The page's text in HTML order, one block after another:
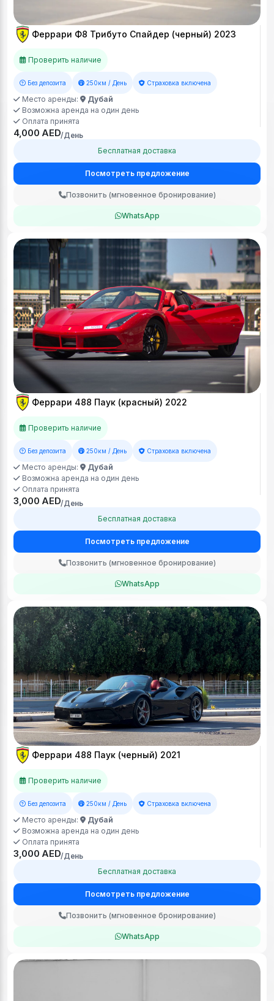
Феррари Ф8 Трибуто Спайдер (черный) 2023
Проверить наличие
Без депозита 250км / День Страховка включена
Место аренды:
Дубай
Возможна аренда на один день
Оплата принята
4,000 AED/День
Бесплатная доставка
Посмотреть предложение
Позвонить (мгновенное бронирование)
WhatsApp
Феррари 488 Паук (красный) 2022
Проверить наличие
Без депозита 250км / День Страховка включена
Место аренды:
Дубай
Возможна аренда на один день
Оплата принята
3,000 AED/День
Бесплатная доставка
Посмотреть предложение
Позвонить (мгновенное бронирование)
WhatsApp
Феррари 488 Паук (черный) 2021
Проверить наличие
Без депозита 250км / День Страховка включена
Место аренды:
Дубай
Возможна аренда на один день
Оплата принята
3,000 AED/День
Бесплатная доставка
Посмотреть предложение
Позвонить (мгновенное бронирование)
WhatsApp